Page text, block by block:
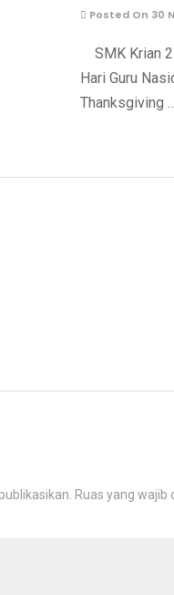
Posted On 30
SMK Krian 2
Hari Guru
Thanksgiving
Ruas yang wajib